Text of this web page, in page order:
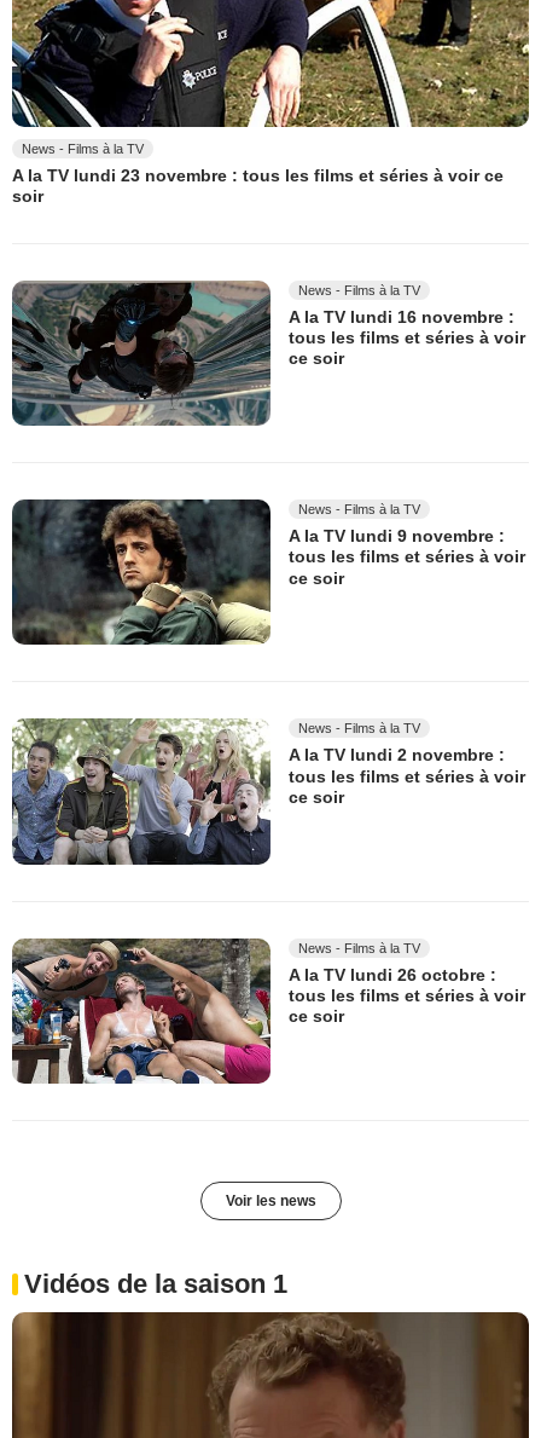
News - Films à la TV
A la TV lundi 23 novembre : tous les films et séries à voir ce
soir
News - Films à la TV
A la TV lundi 16 novembre :
tous les films et séries à voir
ce soir
News - Films à la TV
A la TV lundi 9 novembre :
tous les films et séries à voir
ce soir
News - Films à la TV
A la TV lundi 2 novembre :
tous les films et séries à voir
ce soir
News - Films à la TV
A la TV lundi 26 octobre :
tous les films et séries à voir
ce soir
Voir les news
Vidéos de la saison 1